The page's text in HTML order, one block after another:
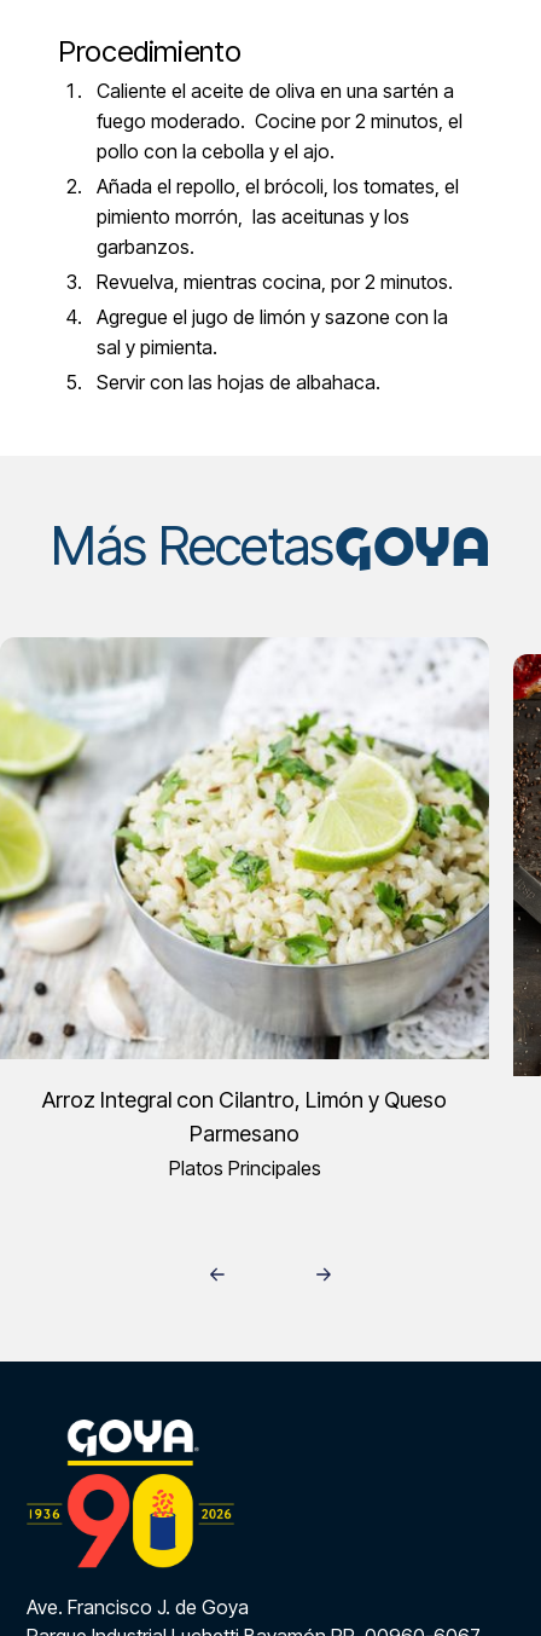
Procedimiento
Caliente el aceite de oliva en una sartén a
fuego moderado. Cocine por 2 minutos, el
pollo con la cebolla y el ajo.
Añada el repollo, el brócoli, los tomates, el
pimiento morrón, las aceitunas y los
garbanzos.
Revuelva, mientras cocina, por 2 minutos.
Agregue el jugo de limón y sazone con la
sal y pimienta.
Servir con las hojas de albahaca.
Más RecetasGOYA
Arroz Integral con Cilantro, Limón y Queso
Parmesano
Platos Principales
Ave. Francisco J. de Goya